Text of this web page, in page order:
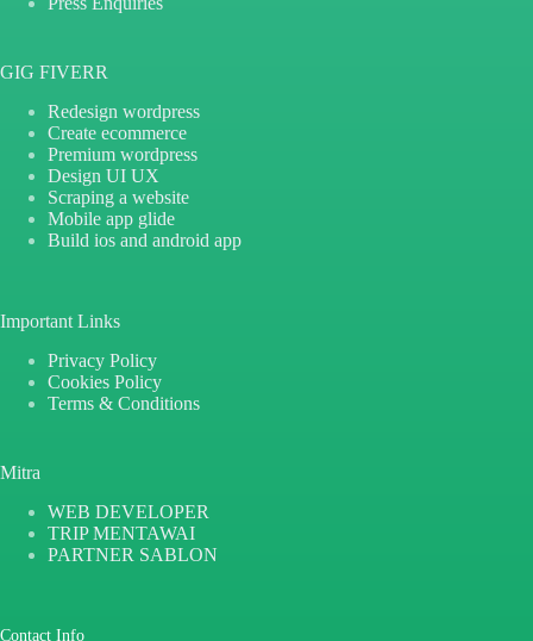
GIG FIVERR
Redesign wordpress
Create ecommerce
Premium wordpress
Design UI UX
Scraping a website
Mobile app glide
Build ios and android app
Important Links
Privacy Policy
Cookies Policy
Terms & Conditions
Mitra
WEB DEVELOPER
TRIP MENTAWAI
PARTNER SABLON
Contact Info